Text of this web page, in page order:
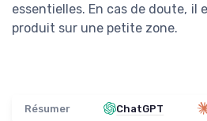
essentielles. En cas de doute, il
produit sur une petite zone.
Résumer ChatGPT